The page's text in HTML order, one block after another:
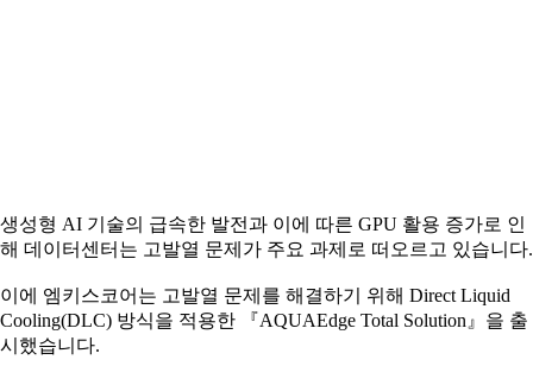
생성형 AI 기술의 급속한 발전과 이에 따른 GPU 활용 증가로 인
해 데이터센터는 고발열 문제가 주요 과제로 떠오르고 있습니다.
이에 엠키스코어는 고발열 문제를 해결하기 위해 Direct Liquid
Cooling(DLC) 방식을 적용한 『AQUAEdge Total Solution』을 출
시했습니다.